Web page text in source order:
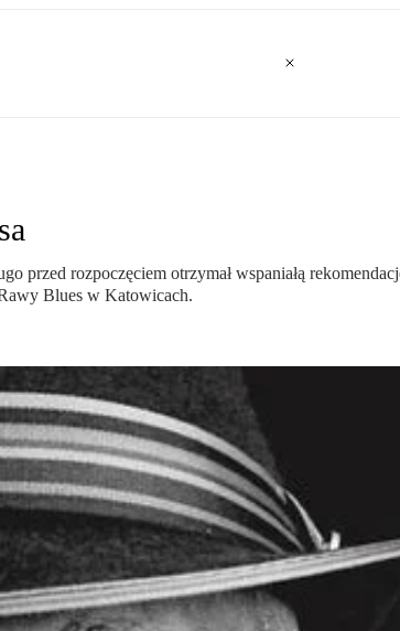
przed rozpoczęciem otrzymał wspaniałą
Blues w Katowicach.